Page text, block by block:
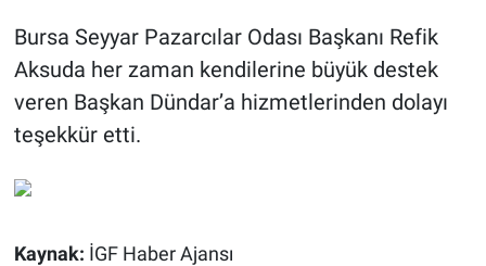
Bursa Seyyar Pazarcılar Odası Başkanı Refik
Aksuda her zaman kendilerine büyük destek
veren Başkan Dündar’a hizmetlerinden dolayı
teşekkür etti.
Kaynak: İGF Haber Ajansı